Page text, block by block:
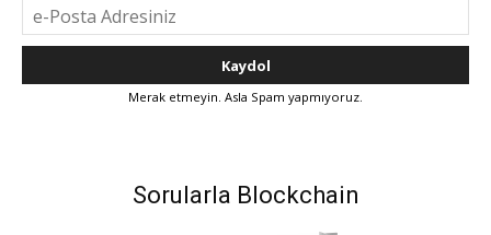
Merak etmeyin. Asla Spam yapmıyoruz.
Sorularla Blockchain